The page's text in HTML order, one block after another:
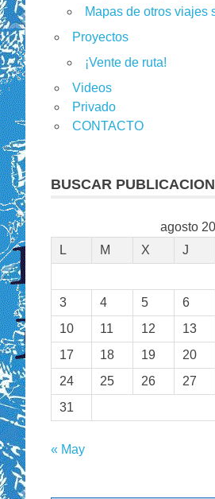
Mapas de otros viajes
Proyectos
¡Vente de ruta!
Videos
Privado
CONTACTO
BUSCAR
agosto
L
M X J
3
4 5 6
10
11 12 13
17
18 19 20
24
25 26 27
31
« May